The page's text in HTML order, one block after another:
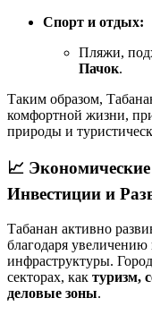
Спорт и отдых:
Пляжи,
Пачок.
Таким образом,
комфортной жизни,
природы и
📈
Инвестиции и
Табанан активно
благодаря
инфраструктуры.
секторах, как туризм,
деловые зоны.